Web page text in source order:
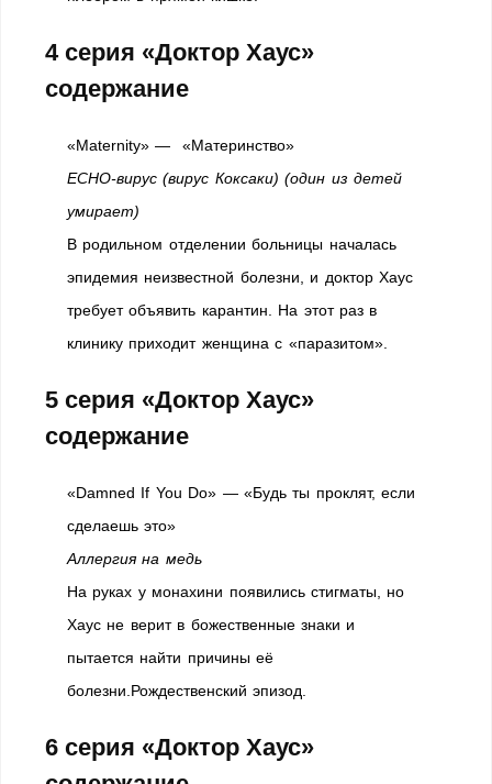
4 серия «Доктор Хаус»
содержание
«Maternity» — «Материнство»
ЕСНО-вирус (вирус Коксаки) (один из детей
умирает)
В родильном отделении больницы началась
эпидемия неизвестной болезни, и доктор Хаус
требует объявить карантин. На этот раз в
клинику приходит женщина с «паразитом».
5 серия «Доктор Хаус»
содержание
«Damned If You Do» — «Будь ты проклят, если
сделаешь это»
Аллергия на медь
На руках у монахини появились стигматы, но
Хаус не верит в божественные знаки и
пытается найти причины её
болезни.Рождественский эпизод.
6 серия «Доктор Хаус»